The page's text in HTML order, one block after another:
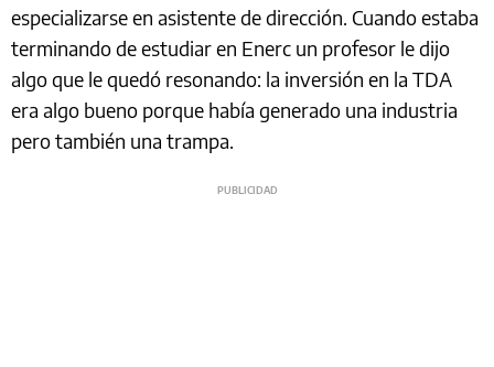
especializarse en asistente de dirección. Cuando estaba
terminando de estudiar en Enerc un profesor le dijo
algo que le quedó resonando: la inversión en la TDA
era algo bueno porque había generado una industria
pero también una trampa.